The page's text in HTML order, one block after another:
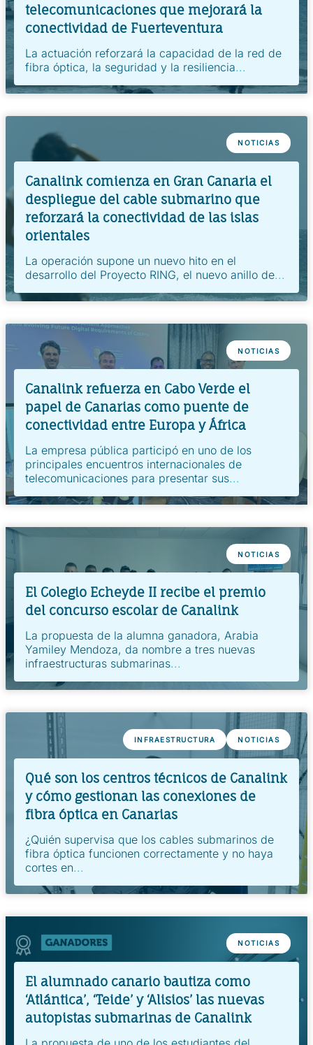
telecomunicaciones que mejorará la
conectividad de Fuerteventura
La actuación reforzará la capacidad de la red de
fibra óptica, la seguridad y la resiliencia...
NOTICIAS
Canalink comienza en Gran Canaria el
despliegue del cable submarino que
reforzará la conectividad de las islas
orientales
La operación supone un nuevo hito en el
desarrollo del Proyecto RING, el nuevo anillo de...
NOTICIAS
Canalink refuerza en Cabo Verde el
papel de Canarias como puente de
conectividad entre Europa y África
La empresa pública participó en uno de los
principales encuentros internacionales de
telecomunicaciones para presentar sus...
NOTICIAS
El Colegio Echeyde II recibe el premio
del concurso escolar de Canalink
La propuesta de la alumna ganadora, Arabia
Yamiley Mendoza, da nombre a tres nuevas
infraestructuras submarinas...
INFRAESTRUCTURA NOTICIAS
Qué son los centros técnicos de Canalink
y cómo gestionan las conexiones de
fibra óptica en Canarias
¿Quién supervisa que los cables submarinos de
fibra óptica funcionen correctamente y no haya
cortes en...
NOTICIAS
El alumnado canario bautiza como
‘Atlántica’, ‘Teide’ y ‘Alisios’ las nuevas
autopistas submarinas de Canalink